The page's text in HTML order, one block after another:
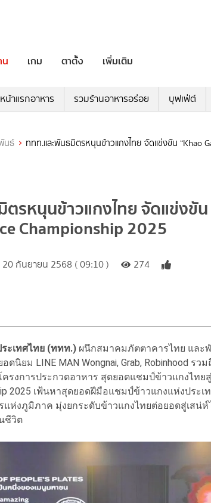
น เกม ตาตั้ง เพิ่มเติม
หน้าแรกอาหาร รวมร้านอาหารอร่อย บุฟเฟ่ต์
นธ์ ททท.และพันธมิตรหนุนข้าวแกงไทย จัดแข่งขัน “Khao
รหนุนข้าวแกงไทย จัดแข่งขัน
Championship 2025
20 กันยายน 2568 ( 09:10 ) 274
ะเทศไทย (ททท.) ผนึกสมาคมภัตตาคารไทย และพั
นิยม LINE MAN Wongnai, Grab, Robinhood รว
ครงการประกวดอาหาร สุดยอดแชมป์ข้าวแกงไทย
2025 เฟ้นหาสุดยอดฝีมือแชมป์ข้าวแกงแห่งประ
ห่งภูมิภาค มุ่งยกระดับข้าวแกงไทยต่อยอดสู่เสน่ห์
ชีวิต